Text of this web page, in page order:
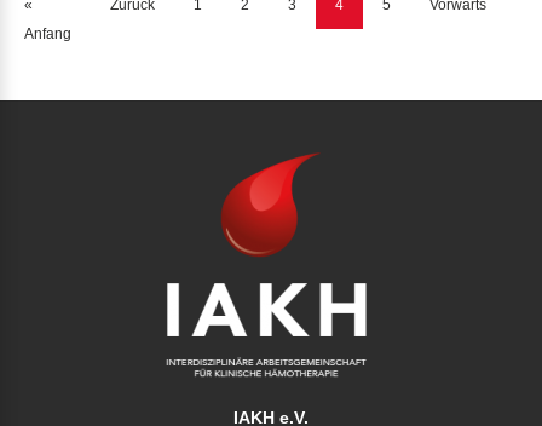
«
Anfang
Zurück 1 2 3 4 5 Vorwärts
IAKH e.V.